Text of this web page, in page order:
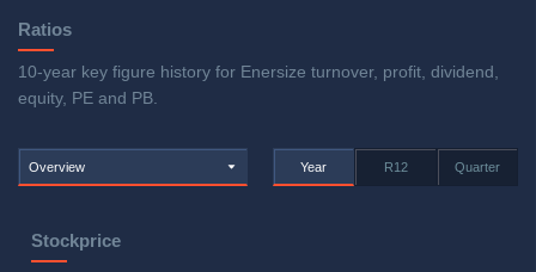
Ratios
10-year key figure history for Enersize turnover, profit, dividend,
equity, PE and PB.
Overview Year R12 Quarter
Stockprice